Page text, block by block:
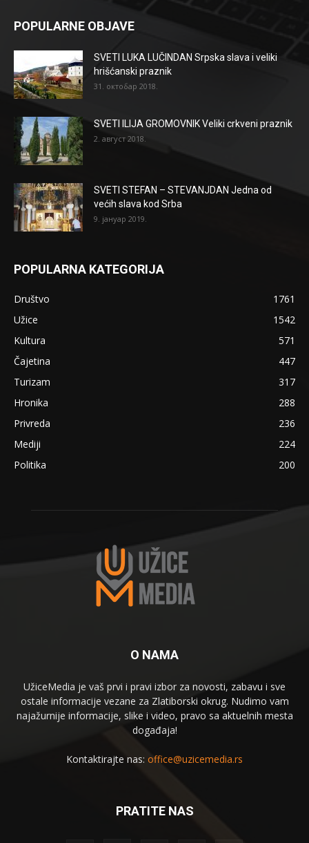
POPULARNE OBJAVE
SVETI LUKA LUČINDAN Srpska slava i veliki
hrišćanski praznik
31. октобар 2018.
SVETI ILIJA GROMOVNIK Veliki crkveni praznik
2. август 2018.
SVETI STEFAN – STEVANJDAN Jedna od
većih slava kod Srba
9. јануар 2019.
POPULARNA KATEGORIJA
Društvo
1761
Užice
1542
Kultura
571
Čajetina
447
Turizam
317
Hronika
288
Privreda
236
Mediji
224
Politika
200
O NAMA
UžiceMedia je vaš prvi i pravi izbor za novosti, zabavu i sve
ostale informacije vezane za Zlatiborski okrug. Nudimo vam
najažurnije informacije, slike i video, pravo sa aktuelnih mesta
događaja!
Kontaktirajte nas: office@uzicemedia.rs
PRATITE NAS